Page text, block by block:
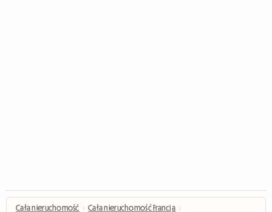
Cała nieruchomość › Cała nieruchomość Francja ›